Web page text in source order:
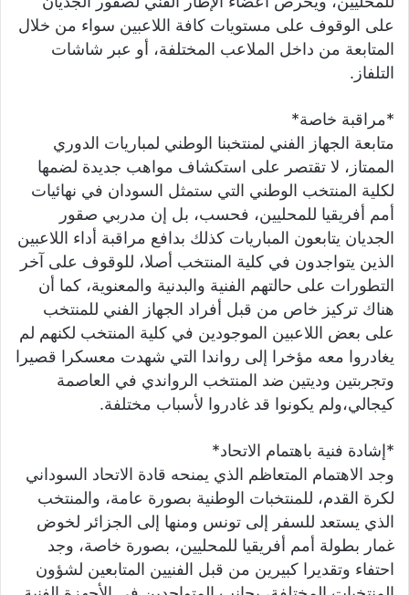
على الوقوف على مستويات كافة اللاعبين سواء من خلال
المتابعة من داخل الملاعب المختلفة، أو عبر شاشات
التلفاز.
*مراقبة خاصة*
متابعة الجهاز الفني لمنتخبنا الوطني لمباريات الدوري
الممتاز، لا تقتصر على استكشاف مواهب جديدة لضمها
لكلية المنتخب الوطني التي ستمثل السودان في نهائيات
أمم أفريقيا للمحليين، فحسب، بل إن مدربي صقور
الجديان يتابعون المباريات كذلك بدافع مراقبة أداء اللاعبين
الذين يتواجدون في كلية المنتخب أصلا، للوقوف على آخر
التطورات على حالتهم الفنية والبدنية والمعنوية، كما أن
هناك تركيز خاص من قبل أفراد الجهاز الفني للمنتخب
على بعض اللاعبين الموجودين في كلية المنتخب لكنهم لم
يغادروا معه مؤخرا إلى رواندا التي شهدت معسكرا قصيرا
وتجربتين وديتين ضد المنتخب الرواندي في العاصمة
كيجالي،ولم يكونوا قد غادروا لأسباب مختلفة.
*إشادة فنية باهتمام الاتحاد*
وجد الاهتمام المتعاظم الذي يمنحه قادة الاتحاد السوداني
لكرة القدم، للمنتخبات الوطنية بصورة عامة، والمنتخب
الذي يستعد للسفر إلى تونس ومنها إلى الجزائر لخوض
غمار بطولة أمم أفريقيا للمحليين، بصورة خاصة، وجد
احتفاء وتقديرا كبيرين من قبل الفنيين المتابعين لشؤون